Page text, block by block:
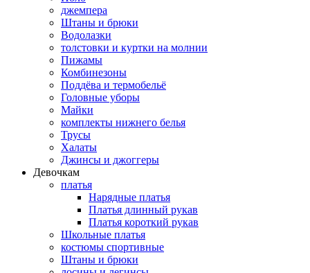
джемпера
Штаны и брюки
Водолазки
толстовки и куртки на молнии
Пижамы
Комбинезоны
Поддёва и термобельё
Головные уборы
Майки
комплекты нижнего белья
Трусы
Халаты
Джинсы и джоггеры
Девочкам
платья
Нарядные платья
Платья длинный рукав
Платья короткий рукав
Школьные платья
костюмы спортивные
Штаны и брюки